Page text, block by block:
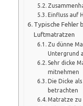
Einfluss auf
Typische Fehler
Luftmatratzen
Zu dünne
Untergrund
Sehr dicke
mitnehmen
Die Dicke
betrachten
Matratze zu